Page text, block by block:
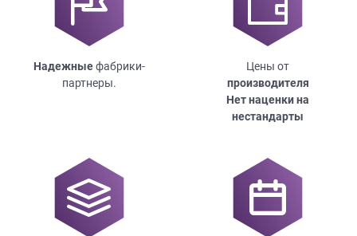
Надежныефабрики-
партнеры.
Цены от
производителя
Нет наценки на
нестандарты